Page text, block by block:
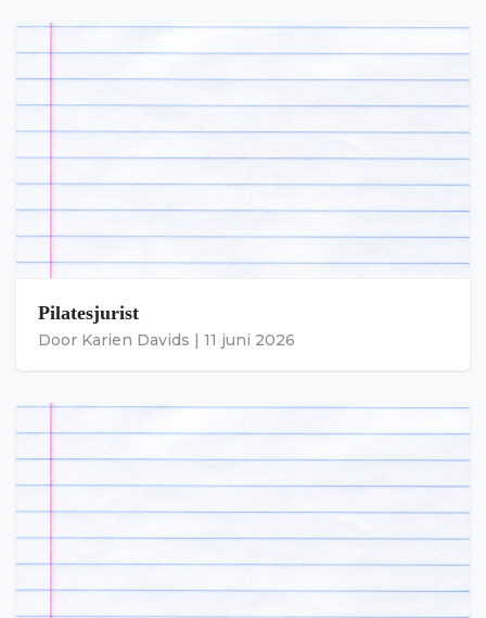
Pilatesjurist
Door Karien Davids 11 juni 2026